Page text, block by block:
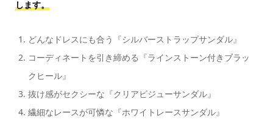
します。
どんなドレスにも合う『シルバーストラップサンダル』
コーディネートを引き締める『ラインストーン付きブラッ
クヒール』
抜け感がセクシーな『クリアビジューサンダル』
繊細なレースが可憐な『ホワイトレースサンダル』